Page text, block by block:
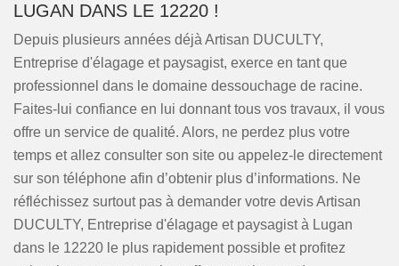
LUGAN DANS LE 12220 !
Depuis plusieurs années déjà Artisan DUCULTY,
Entreprise d'élagage et paysagist, exerce en tant que
professionnel dans le domaine dessouchage de racine.
Faites-lui confiance en lui donnant tous vos travaux, il vous
offre un service de qualité. Alors, ne perdez plus votre
temps et allez consulter son site ou appelez-le directement
sur son téléphone afin d’obtenir plus d’informations. Ne
réfléchissez surtout pas à demander votre devis Artisan
DUCULTY, Entreprise d'élagage et paysagist à Lugan
dans le 12220 le plus rapidement possible et profitez